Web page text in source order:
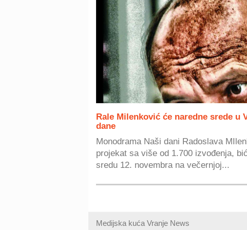
Rale Milenković će naredne srede u
dane
Monodrama Naši dani Radoslava
projekat sa više od 1.700 izvođenja,
sredu 12. novembra na večernjoj...
Medijska kuća Vranje News